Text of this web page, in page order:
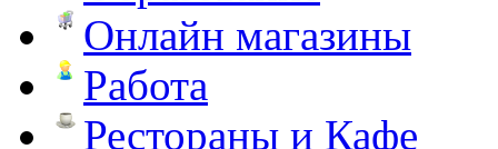
Онлайн магазины
Работа
Рестораны и Кафе